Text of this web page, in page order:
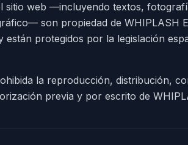
sitio web —incluyendo textos,
son propiedad de WHIPLASH
están protegidos por la legislación
la reproducción, distribución,
previa y por escrito de